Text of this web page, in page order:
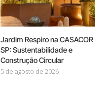
Jardim Respiro na CASACOR
SP: Sustentabilidade e
Construção Circular
5 de agosto de 2026